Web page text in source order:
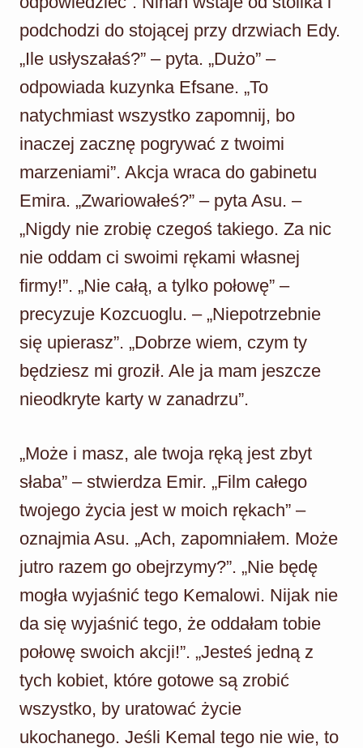
podchodzi do stojącej przy drzwiach Edy.
„Ile usłyszałaś?” – pyta. „Dużo” –
odpowiada kuzynka Efsane. „To
natychmiast wszystko zapomnij, bo
inaczej zacznę pogrywać z twoimi
marzeniami”. Akcja wraca do gabinetu
Emira. „Zwariowałeś?” – pyta Asu. –
„Nigdy nie zrobię czegoś takiego. Za nic
nie oddam ci swoimi rękami własnej
firmy!”. „Nie całą, a tylko połowę” –
precyzuje Kozcuoglu. – „Niepotrzebnie
się upierasz”. „Dobrze wiem, czym ty
będziesz mi groził. Ale ja mam jeszcze
nieodkryte karty w zanadrzu”.
„Może i masz, ale twoja ręką jest zbyt
słaba” – stwierdza Emir. „Film całego
twojego życia jest w moich rękach” –
oznajmia Asu. „Ach, zapomniałem. Może
jutro razem go obejrzymy?”. „Nie będę
mogła wyjaśnić tego Kemalowi. Nijak nie
da się wyjaśnić tego, że oddałam tobie
połowę swoich akcji!”. „Jesteś jedną z
tych kobiet, które gotowe są zrobić
wszystko, by uratować życie
ukochanego. Jeśli Kemal tego nie wie, to